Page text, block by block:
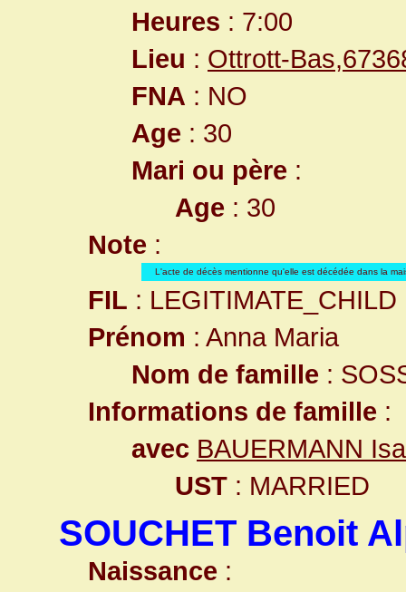
Heures : 7:00
Lieu : Ottrott-
FNA : NO
Age : 30
Mari ou père :
Age : 30
Note :
L'acte de décès mentionne qu'elle est décédée dans la
FIL : LEGITIMATE_CHILD
Prénom : Anna Maria
Nom de famille :
Informations de famille :
avec BAUERMANN
UST : MARRIED
SOUCHET Benoit
Naissance :